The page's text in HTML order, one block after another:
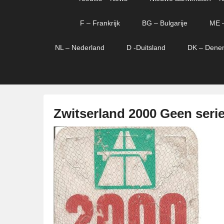
F – Frankrijk BG – Bulgarije ME
NL – Nederland D -Duitsland DK –
Zwitserland 2000 Geen
G
e
p
l
a
a
t
s